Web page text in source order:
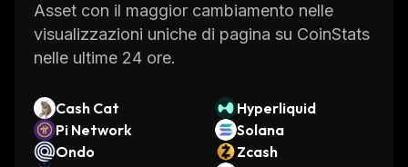
Asset con il maggior cambiamento nelle
visualizzazioni uniche di pagina su CoinStats
nelle ultime 24 ore.
Cash Cat
Hyperliquid
Pi Network
Solana
Ondo
Zcash